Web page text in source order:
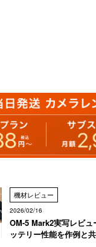
機材レビュー
2026/02/16
OM-5 Mark2実写レビ
ッテリー性能を作例と